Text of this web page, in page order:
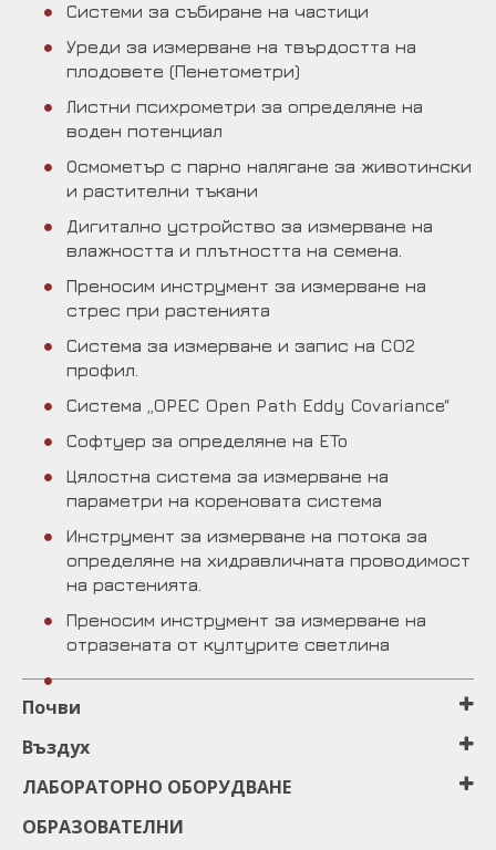
Системи за събиране на частици
Уреди за измерване на твърдостта на
плодовете (Пенетометри)
Листни психрометри за определяне на
воден потенциал
Осмометър с парно налягане за животински
и растителни тъкани
Дигитално устройство за измерване на
влажността и плътността на семена.
Преносим инструмент за измерване на
стрес при растенията
Система за измерване и запис на CO2
профил.
Система „OPEC Open Path Eddy Covariance“
Софтуер за определяне на ETo
Цялостна система за измерване на
параметри на кореновата система
Инструмент за измерване на потока за
определяне на хидравличната проводимост
на растенията.
Преносим инструмент за измерване на
отразената от културите светлина
Почви
Въздух
ЛАБОРАТОРНО ОБОРУДВАНЕ
ОБРАЗОВАТЕЛНИ